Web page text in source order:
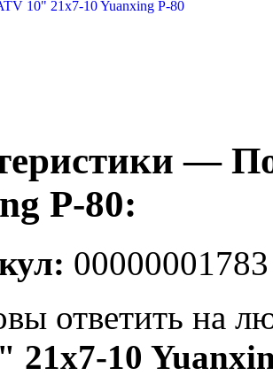
—
P-80:
00000001783
ответить на
21x7-10